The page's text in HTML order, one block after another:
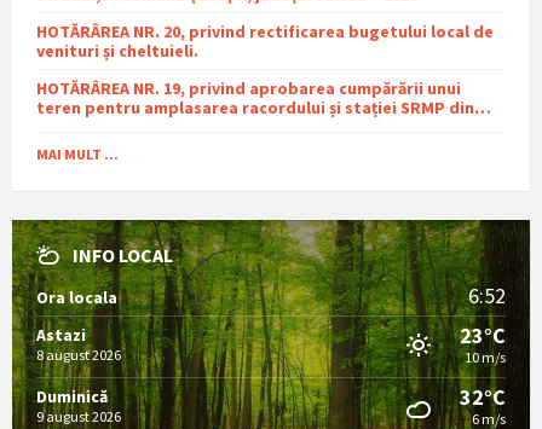
HOTĂRÂREA NR. 20, privind rectificarea bugetului local de
venituri și cheltuieli.
HOTĂRÂREA NR. 19, privind aprobarea cumpărării unui
teren pentru amplasarea racordului și stației SRMP din
comuna Sutești.
MAI MULT ...
INFO LOCAL
Ora locala 6:52
Astazi
8 august 2026
23°C
10 m/s
Duminică
9 august 2026
32°C
6 m/s